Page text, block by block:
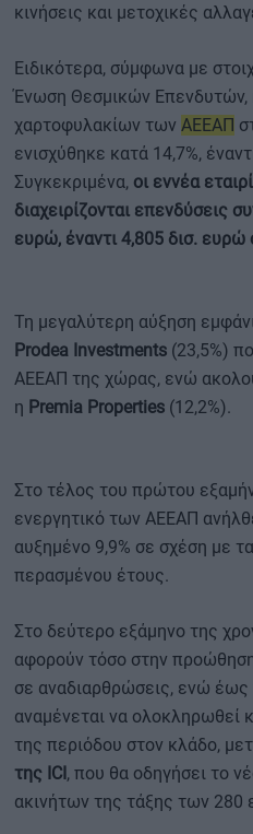
κινήσεις και μετοχικές
Ειδικότερα, σύμφωνα με
Ένωση Θεσμικών Επενδυτών,
χαρτοφυλακίων των ΑΕΕΑΠ
ενισχύθηκε κατά 14,7%,
Συγκεκριμένα, οι εννέα
διαχειρίζονται επενδύσεις
ευρώ, έναντι 4,805 δισ.
Τη μεγαλύτερη αύξηση
Prodea Investments (23,5%)
ΑΕΕΑΠ της χώρας, ενώ
η Premia Properties (12,2%).
Στο τέλος του πρώτου
ενεργητικό των ΑΕΕΑΠ
αυξημένο 9,9% σε σχέση με
περασμένου έτους.
Στο δεύτερο εξάμηνο της
αφορούν τόσο στην
σε αναδιαρθρώσεις, ενώ
αναμένεται να ολοκληρωθεί
της περιόδου στον κλάδο,
της ICI , που θα οδηγήσει το
ακινήτων της τάξης των 280